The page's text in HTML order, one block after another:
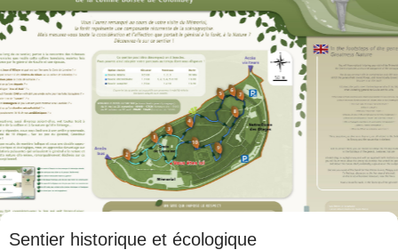
Sentier historique et écologique